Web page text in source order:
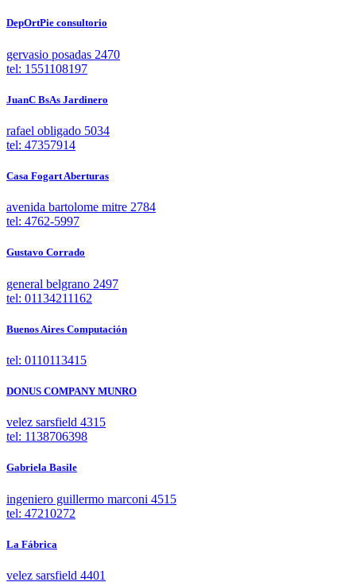
DepOrtPie consultorio
gervasio posadas 2470
tel: 1551108197
JuanC BsAs Jardinero
rafael obligado 5034
tel: 47357914
Casa Fogart Aberturas
avenida bartolome mitre 2784
tel: 4762-5997
Gustavo Corrado
general belgrano 2497
tel: 01134211162
Buenos Aires Computación
tel: 0110113415
DONUS COMPANY MUNRO
velez sarsfield 4315
tel: 1138706398
Gabriela Basile
ingeniero guillermo marconi 4515
tel: 47210272
La Fábrica
velez sarsfield 4401